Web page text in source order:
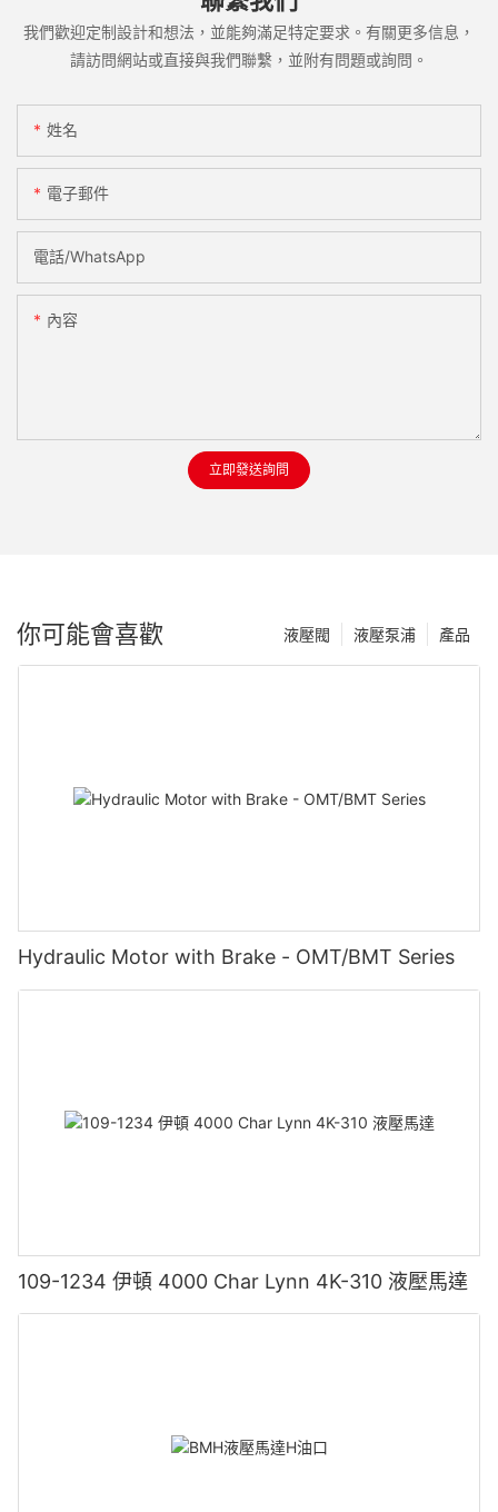
我們歡迎定制設計和想法，並能夠滿足特定要求。有關更多信息，
請訪問網站或直接與我們聯繫，並附有問題或詢問。
姓名
電子郵件
電話/WhatsApp
內容
立即發送詢問
你可能會喜歡 產品
液壓泵浦
液壓閥
Hydraulic Motor with Brake - OMT/BMT Series
109-1234 伊頓 4000 Char Lynn 4K-310 液壓馬達